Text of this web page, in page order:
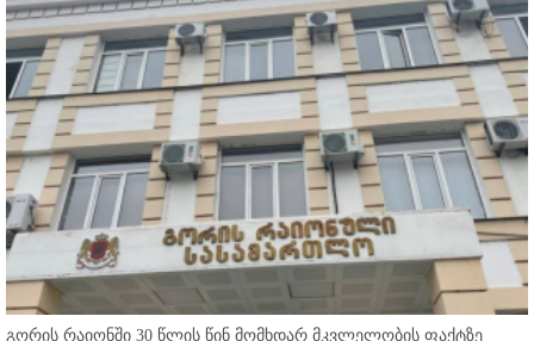
გორის რაიონში 30 წლის წინ მომხდარ მკვლელობის ფაქტზე